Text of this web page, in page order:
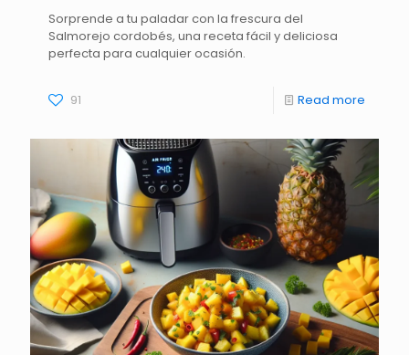
Sorprende a tu paladar con la frescura del
Salmorejo cordobés, una receta fácil y deliciosa
perfecta para cualquier ocasión.
91 Read more